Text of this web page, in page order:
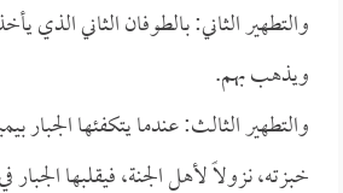
والتطهير الثاني: بالطوفان الثاني
ويذهب بهم.
والتطهير الثالث: عندما يتكفئها الجبار
خبزته، نزولاً لأهل الجنة، فيقلبها الجبار